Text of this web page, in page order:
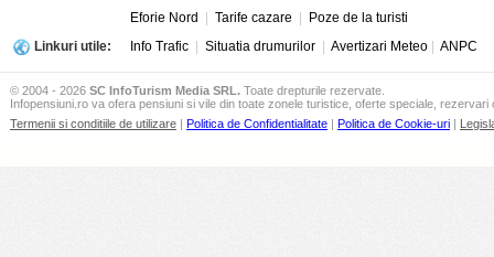
Eforie Nord
Tarife cazare
Poze de la turisti
Linkuri utile:
Info Trafic Situatia drumurilor Avertizari Meteo ANPC
© 2004 - 2026 SC InfoTurism Media SRL. Toate drepturile rezervate.
Infopensiuni.ro va ofera pensiuni si vile din toate zonele turistice, oferte speciale, rezervari
Termenii si conditiile de utilizare | Politica de Confidentialitate | Politica de Cookie-uri |